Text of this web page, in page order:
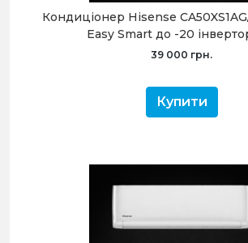
Кондиціонер Hisense
Easy Smart до -20
39 000 грн.
Купити